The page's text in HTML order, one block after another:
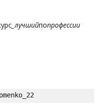
_лучшийпопрофессии